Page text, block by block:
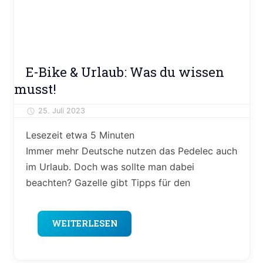
Reisen
&
E-Bike & Urlaub: Was du wissen
musst!
25. Juli 2023
Lesezeit etwa 5 Minuten
Immer mehr Deutsche nutzen das Pedelec auch
im Urlaub. Doch was sollte man dabei
beachten? Gazelle gibt Tipps für den
WEITERLESEN